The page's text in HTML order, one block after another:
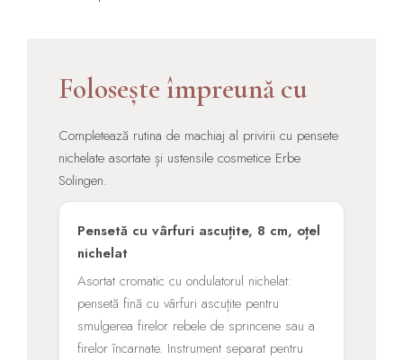
Folosește împreună cu
Completează rutina de machiaj al privirii cu pensete
nichelate asortate și ustensile cosmetice Erbe
Solingen.
Pensetă cu vârfuri ascuțite, 8 cm, oțel
nichelat
Asortat cromatic cu ondulatorul nichelat:
pensetă fină cu vârfuri ascuțite pentru
smulgerea firelor rebele de sprincene sau a
firelor încarnate. Instrument separat pentru